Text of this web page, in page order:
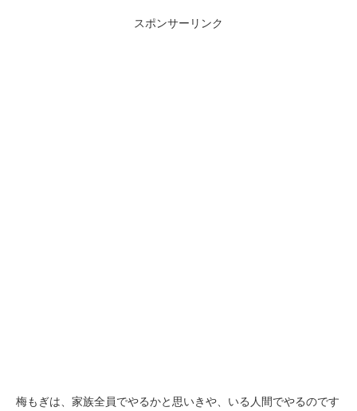
スポンサーリンク
梅もぎは、家族全員でやるかと思いきや、いる人間でやるのです